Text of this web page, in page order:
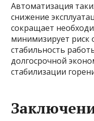
Автоматизация
снижение
сокращает
минимизирует
стабильность
долгосрочной
стабилизации